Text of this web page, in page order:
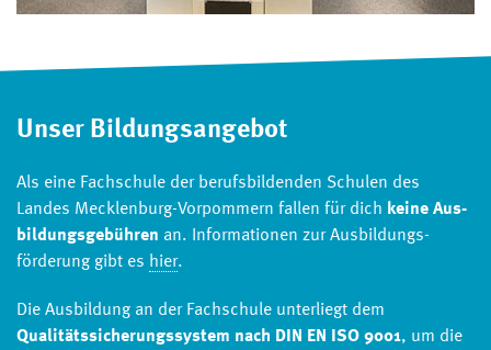
Ausbildungsvertrag mit einem Reeder unter der Aufsicht
Unser Bildungsangebot
Als eine Fachschule der berufsbildenden Schulen des
Landes Mecklenburg-Vorpommern fallen für dich keine Aus­
bildungs­gebühren an. Informationen zur Ausbildungs­
förderung gibt es hier.
Die Ausbildung an der Fachschule unterliegt dem
Qualitätssicherungssystem nach DIN EN ISO 9001, um die